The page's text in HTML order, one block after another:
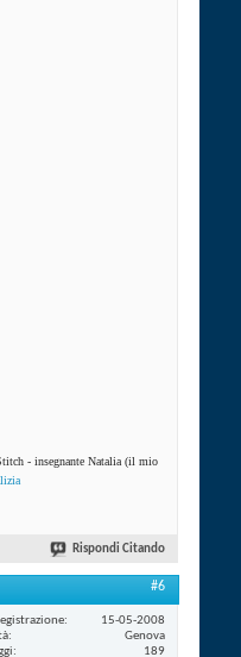
- insegnante Natalia (il mio
Rispondi Citando
#6
15-05-2008
Genova
189